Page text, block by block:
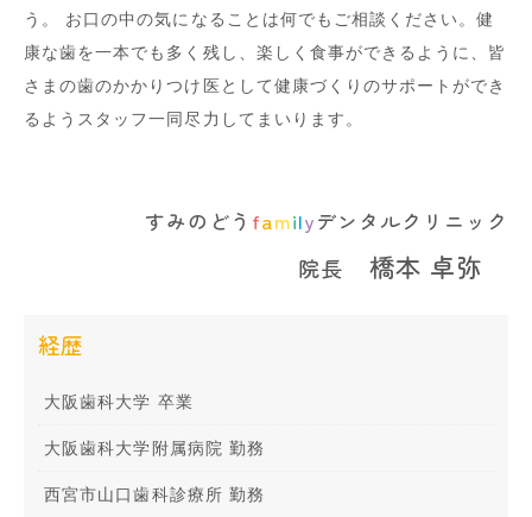
う。 お口の中の気になることは何でもご相談ください。健
康な歯を一本でも多く残し、楽しく食事ができるように、皆
さまの歯のかかりつけ医として健康づくりのサポートができ
るようスタッフ一同尽力してまいります。
すみのどう familyデンタルクリニック
院長 橋本 卓弥
経歴
大阪歯科大学 卒業
大阪歯科大学附属病院 勤務
西宮市山口歯科診療所 勤務